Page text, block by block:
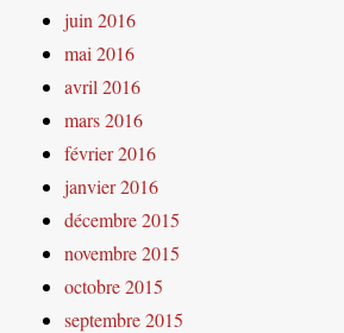
juin 2016
mai 2016
avril 2016
mars 2016
février 2016
janvier 2016
décembre 2015
novembre 2015
octobre 2015
septembre 2015